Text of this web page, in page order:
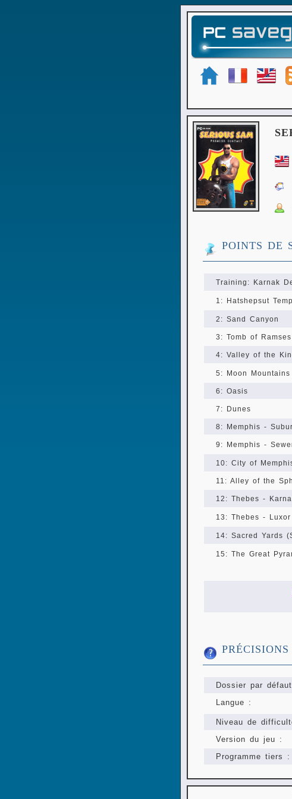
POINTS DE
Training: Karnak
1: Hatshepsut
2: Sand Canyon
3: Tomb of Ramses
4: Valley of the
5: Moon Mountains
6: Oasis
7: Dunes
8: Memphis -
9: Memphis -
10: City of
11: Alley of the
12: Thebes -
13: Thebes - Luxor
14: Sacred Yards
15: The Great
Dossier par
Langue :
Niveau de
Version du jeu :
Programme tiers :